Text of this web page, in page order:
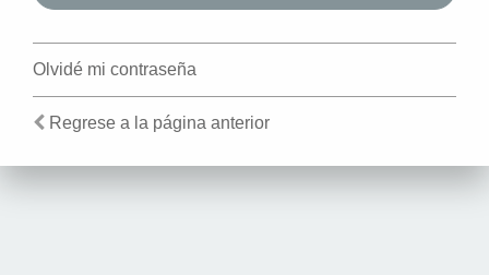
Olvidé mi contraseña
Regrese a la página anterior